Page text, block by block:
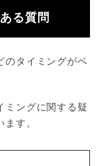
る質問
のタイミングがベ
ミングに関する疑
す。